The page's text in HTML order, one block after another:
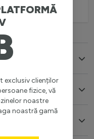
exclusiv clienților
fizice, vă
noastre
noastră gamă